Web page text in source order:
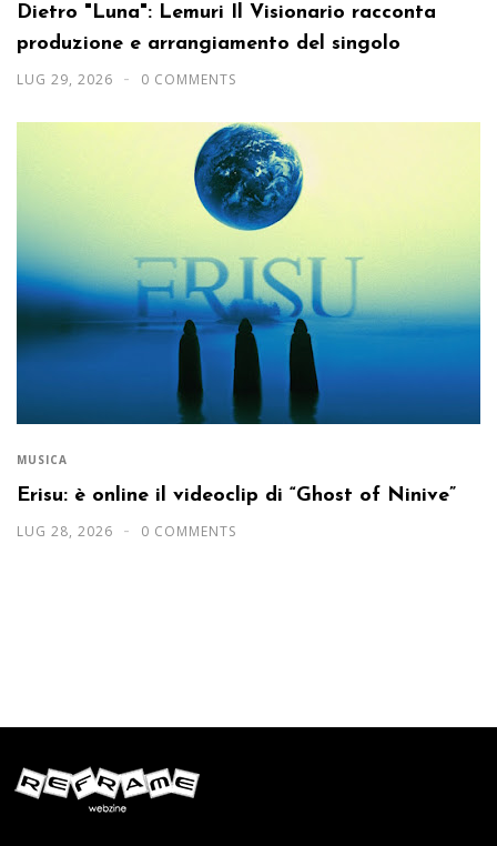
Dietro "Luna": Lemuri Il Visionario racconta
produzione e arrangiamento del singolo
LUG 29, 2026 0 COMMENTS
MUSICA
Erisu: è online il videoclip di “Ghost of Ninive”
LUG 28, 2026 0 COMMENTS